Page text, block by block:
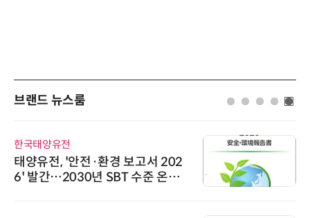
브랜드 뉴스룸
AIPD
“특허분석도 AI와 함께”…IP산업
'AX' 시대 본격화, 지식재산처 1호